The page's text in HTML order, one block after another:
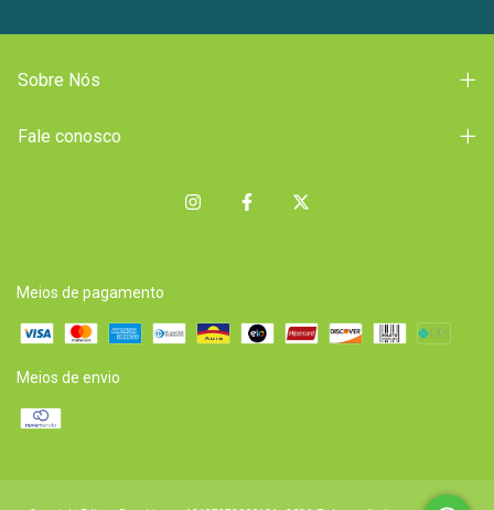
Sobre Nós
Fale conosco
Meios de pagamento
Meios de envio